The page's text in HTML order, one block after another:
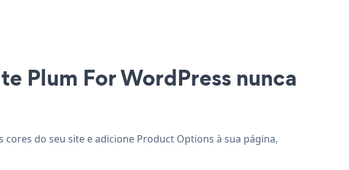
Plum For WordPress nunca
do seu site e adicione Product Options à sua página,